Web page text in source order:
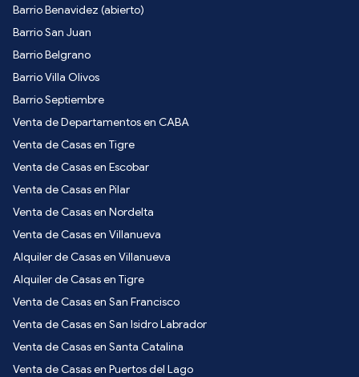
Barrio Benavidez (abierto)
Barrio San Juan
Barrio Belgrano
Barrio Villa Olivos
Barrio Septiembre
Venta de Departamentos en CABA
Venta de Casas en Tigre
Venta de Casas en Escobar
Venta de Casas en Pilar
Venta de Casas en Nordelta
Venta de Casas en Villanueva
Alquiler de Casas en Villanueva
Alquiler de Casas en Tigre
Venta de Casas en San Francisco
Venta de Casas en San Isidro Labrador
Venta de Casas en Santa Catalina
Venta de Casas en Puertos del Lago